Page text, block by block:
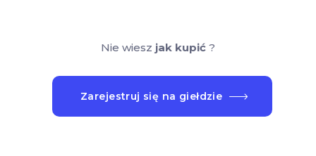
Nie wiesz jak kupić?
Zarejestruj się na giełdzie